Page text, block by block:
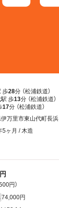
歩28分 （松浦鉄道）
歩13分 （松浦鉄道）
17分 （松浦鉄道）
万里市東山代町長浜
5ヶ月 / 木造
円）
74,000円